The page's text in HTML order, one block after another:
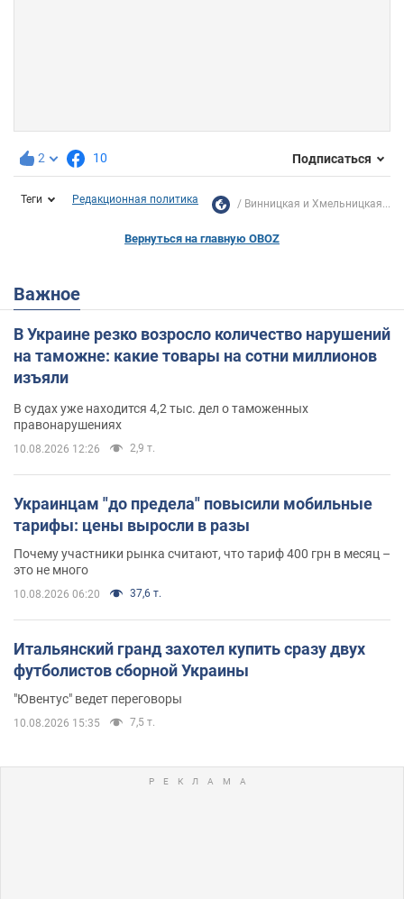
2 10 Подписаться
Теги Редакционная политика Винницкая и Хмельницкая...
Вернуться на главную OBOZ
Важное
В Украине резко возросло количество нарушений
на таможне: какие товары на сотни миллионов
изъяли
В судах уже находится 4,2 тыс. дел о таможенных
правонарушениях
10.08.2026 12:26 2,9 т.
Украинцам "до предела" повысили мобильные
тарифы: цены выросли в разы
Почему участники рынка считают, что тариф 400 грн в месяц –
это не много
10.08.2026 06:20 37,6 т.
Итальянский гранд захотел купить сразу двух
футболистов сборной Украины
"Ювентус" ведет переговоры
10.08.2026 15:35 7,5 т.